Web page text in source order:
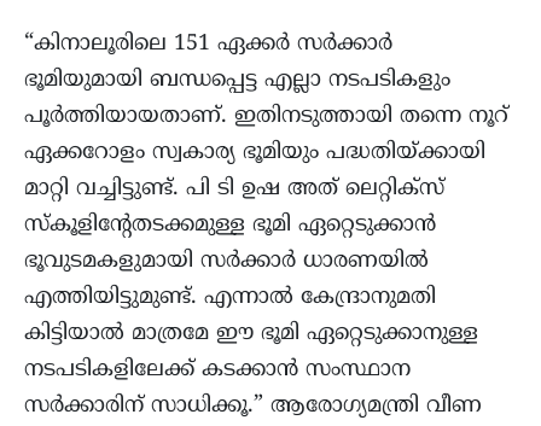
“കിനാലൂരിലെ 151 ഏക്കർ സർക്കാർ
ഭൂമിയുമായി ബന്ധപ്പെട്ട എല്ലാ നടപടികളും
പൂർത്തിയായതാണ്. ഇതിനടുത്തായി തന്നെ നൂറ്
ഏക്കറോളം സ്വകാര്യ ഭൂമിയും പദ്ധതിയ്ക്കായി
മാറ്റി വച്ചിട്ടുണ്ട്. പി ടി ഉഷ അത് ലെറ്റിക്സ്
സ്കൂളിന്റേതടക്കമുള്ള ഭൂമി ഏറ്റെടുക്കാൻ
ഭൂവുടമകളുമായി സർക്കാർ ധാരണയിൽ
എത്തിയിട്ടുമുണ്ട്. എന്നാൽ കേന്ദ്രാനുമതി
കിട്ടിയാൽ മാത്രമേ ഈ ഭൂമി ഏറ്റെടുക്കാനുള്ള
നടപടികളിലേക്ക് കടക്കാൻ സംസ്ഥാന
സർക്കാരിന് സാധിക്കൂ.” ആരോഗ്യമന്ത്രി വീണ